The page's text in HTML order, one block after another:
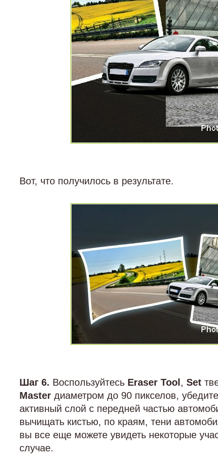
Вот, что получилось в результате.
Шаг 6. Воспользуйтесь Eraser Tool , Set
Master диаметром до 90 пикселов,
активный слой с передней частью
вычищать кистью, по краям, тени
вы все еще можете увидеть некоторые
случае.